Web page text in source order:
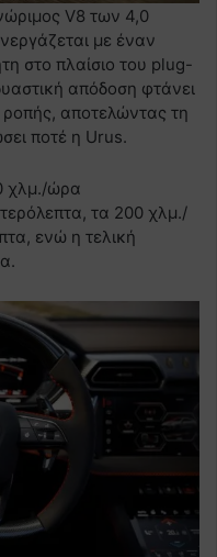
V8 των 4,0
με έναν
στο πλαίσιο του plug-
απόδοση φτάνει
ροπής, αποτελώντας τη
ποτέ η Urus.
χλμ./ώρα
τα 200 χλμ./
ενώ η τελική